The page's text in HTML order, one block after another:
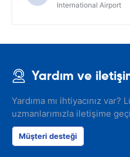
International Airport
Yardım ve
Yardıma mı ihtiyacınız var?
uzmanlarımızla iletişime
Müşteri desteği